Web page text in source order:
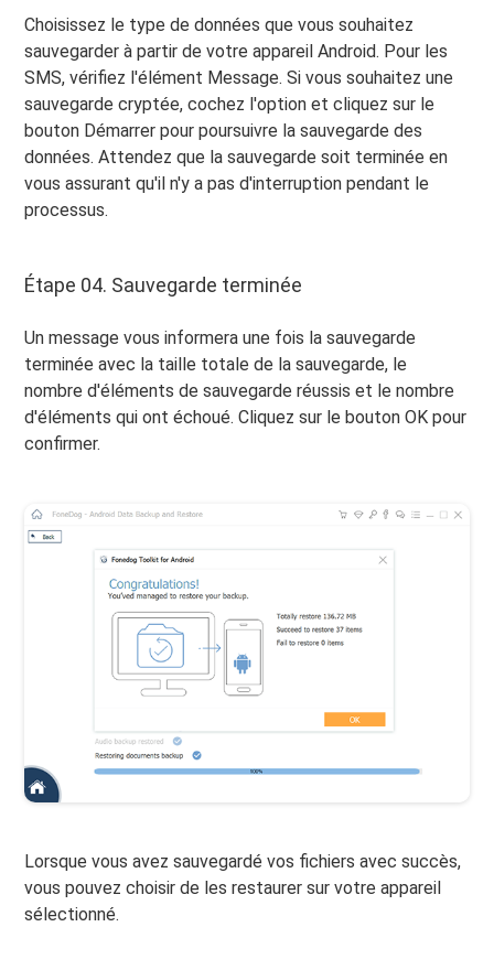
Choisissez le type de données que vous souhaitez
sauvegarder à partir de votre appareil Android. Pour les
SMS, vérifiez l'élément Message. Si vous souhaitez une
sauvegarde cryptée, cochez l'option et cliquez sur le
bouton Démarrer pour poursuivre la sauvegarde des
données. Attendez que la sauvegarde soit terminée en
vous assurant qu'il n'y a pas d'interruption pendant le
processus.
Étape 04. Sauvegarde terminée
Un message vous informera une fois la sauvegarde
terminée avec la taille totale de la sauvegarde, le
nombre d'éléments de sauvegarde réussis et le nombre
d'éléments qui ont échoué. Cliquez sur le bouton OK pour
confirmer.
Lorsque vous avez sauvegardé vos fichiers avec succès,
vous pouvez choisir de les restaurer sur votre appareil
sélectionné.